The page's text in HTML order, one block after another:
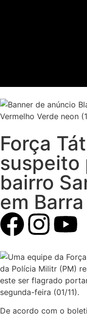
Força
suspeito
bairro
em
Uma equipe da
da Polícia Militr (PM)
este ser flagrado
segunda-feira (01/11).
De acordo com o